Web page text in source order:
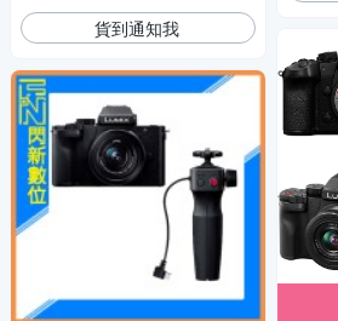
貨到通知我